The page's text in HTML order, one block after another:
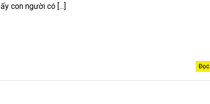
ấy con người có [...]
Đọc